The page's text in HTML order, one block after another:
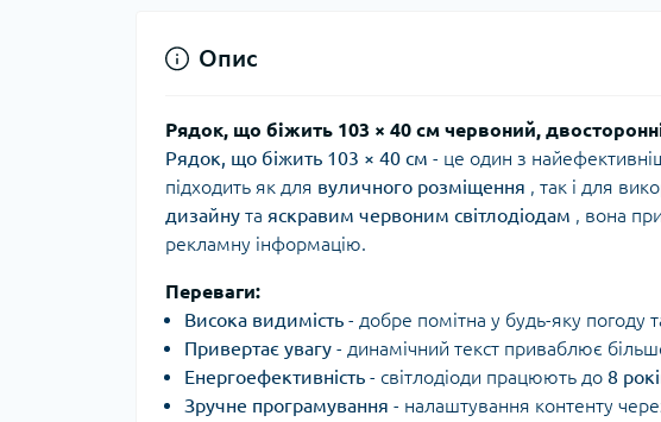
Опис
Рядок, що біжить 103 × 40 см червоний,
Рядок, що біжить 103 × 40 см - це один з
підходить як для вуличного розміщення , так і для
дизайну та яскравим червоним світлодіодам , вона
рекламну інформацію.
Переваги:
Висока видимість - добре помітна у будь-яку погоду
Привертає увагу - динамічний текст приваблює
Енергоефективність - світлодіоди працюють до 8
Зручне програмування - налаштування контенту